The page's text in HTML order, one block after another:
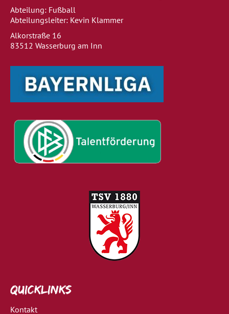
Abteilung: Fußball
Abteilungsleiter: Kevin Klammer
Alkorstraße 16
83512 Wasserburg am Inn
Quicklinks
Kontakt